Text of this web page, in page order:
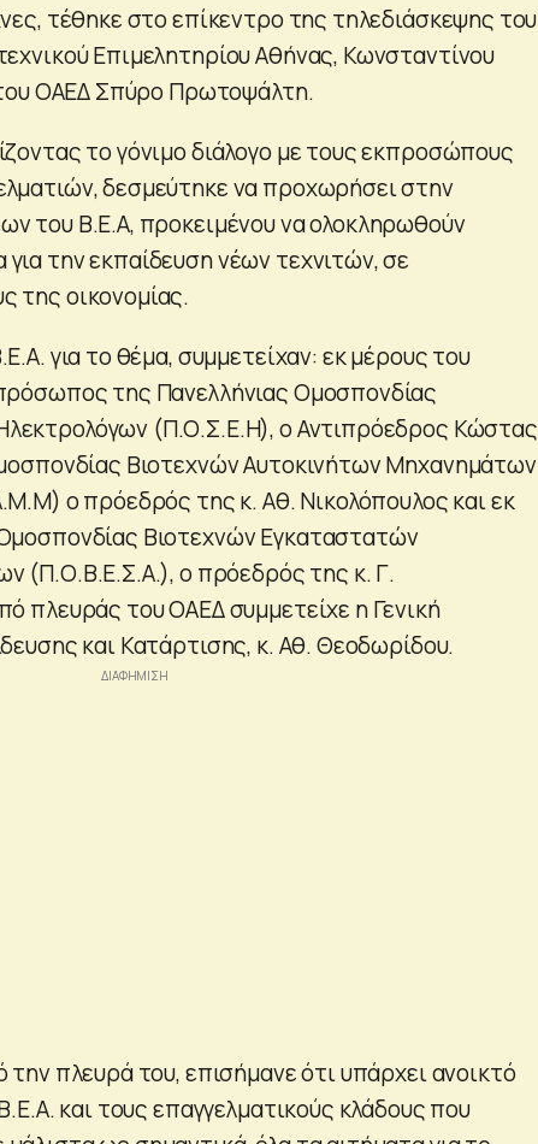
τέθηκε στο επίκεντρο της τηλεδιάσκεψης του
Επιμελητηρίου Αθήνας, Κωνσταντίνου
του ΟΑΕΔ Σπύρο Πρωτοψάλτη.
το γόνιμο διάλογο με τους εκπροσώπους
δεσμεύτηκε να προχωρήσει στην
του Β.Ε.Α, προκειμένου να ολοκληρωθούν
την εκπαίδευση νέων τεχνιτών, σε
της οικονομίας.
για το θέμα, συμμετείχαν: εκ μέρους του
της Πανελλήνιας Ομοσπονδίας
(Π.Ο.Σ.Ε.Η), ο Αντιπρόεδρος Κώστας
Βιοτεχνών Αυτοκινήτων Μηχανημάτων
ο πρόεδρός της κ. Αθ. Νικολόπουλος και εκ
Βιοτεχνών Εγκαταστατών
(Π.Ο.Β.Ε.Σ.Α.), ο πρόεδρός της κ. Γ.
πλευράς του ΟΑΕΔ συμμετείχε η Γενική
και Κατάρτισης, κ. Αθ. Θεοδωρίδου.
πλευρά του, επισήμανε ότι υπάρχει ανοικτό
και τους επαγγελματικούς κλάδους που